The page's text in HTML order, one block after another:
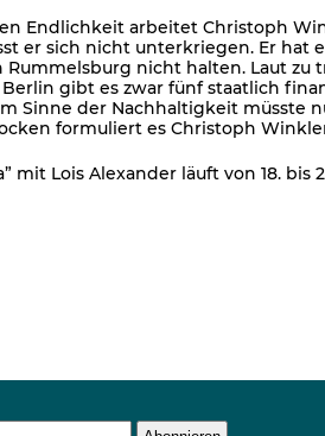
Endlichkeit arbeitet Christoph
er sich nicht unterkriegen. Er
Rummelsburg nicht halten. Laut
gibt es zwar fünf staatlich
Sinne der Nachhaltigkeit
formuliert es Christoph
mit Lois Alexander läuft von 18. bis